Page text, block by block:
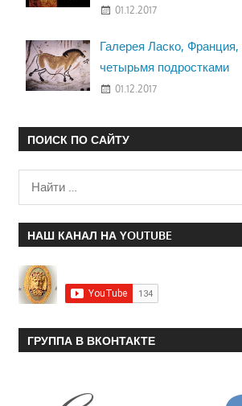
01.12.2017
Галерея Ласко, Франция,
четырьмя подростками
01.12.2017
ПОИСК ПО САЙТУ
НАШ КАНАЛ НА YOUTUBE
ГРУППА В ВКОНТАКТЕ